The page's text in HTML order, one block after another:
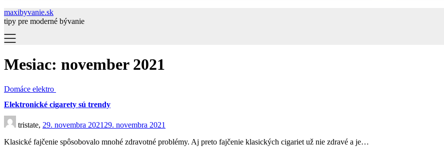
maxibyvanie.sk
tipy pre moderné bývanie
Mesiac: november 2021
Domáce elektro
Elektronické cigarety sú trendy
tristate, 29. novembra 202129. novembra 2021
Klasické fajčenie spôsobovalo mnohé zdravotné problémy. Aj preto fajčenie klasických cigariet už nie zdravé a je…